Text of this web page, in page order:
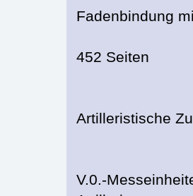
Fadenbindung
452 Seiten
Artilleristische
V.0.-